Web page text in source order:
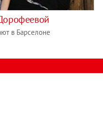
в Барселоне